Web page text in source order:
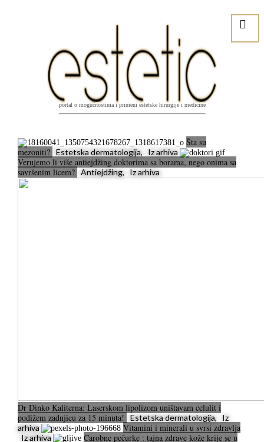
portal o mogućnostima i primeni estetske hirurgije i medicine
Šta su
mezoniti? Estetska dermatologija, Iz arhiva
Verujemo li više antiejdžing doktorima sa borama, nego onima sa
savršenim licem? Antiejdžing, Iz arhiva
Dr Dinko Kaliterna: Laserskom lipolizom uništavam celulit i
podižem zadnjicu za 15 minuta!
Estetska dermatologija, Iz
arhiva
Vitamini i minerali u svrsi zdravlja
Iz arhiva
Čarobne pečurke : tajna zdrave kože krije se u